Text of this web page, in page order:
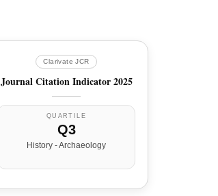
Clarivate JCR
Journal Citation Indicator 2025
QUARTILE
Q3
History - Archaeology